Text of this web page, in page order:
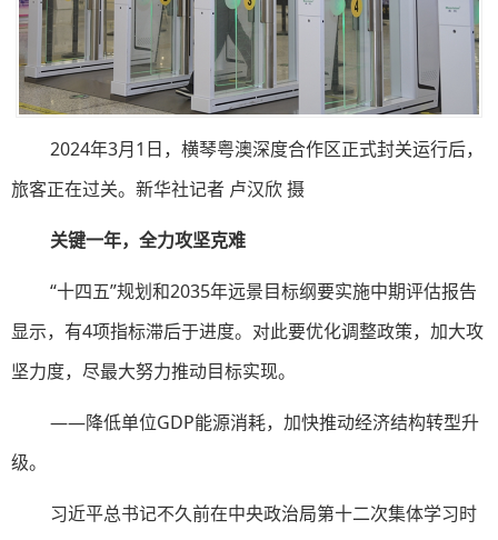
2024年3月1日，横琴粤澳深度合作区正式封关运行后，
旅客正在过关。新华社记者 卢汉欣 摄
关键一年，全力攻坚克难
“十四五”规划和2035年远景目标纲要实施中期评估报告
显示，有4项指标滞后于进度。对此要优化调整政策，加大攻
坚力度，尽最大努力推动目标实现。
——降低单位GDP能源消耗，加快推动经济结构转型升
级。
习近平总书记不久前在中央政治局第十二次集体学习时